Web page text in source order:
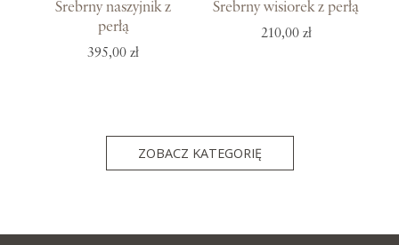
Srebrny naszyjnik z
perłą
395,00 zł
Srebrny wisiorek z perłą
210,00 zł
ZOBACZ KATEGORIĘ